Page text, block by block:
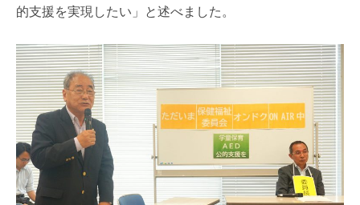
的支援を実現したい」と述べました。